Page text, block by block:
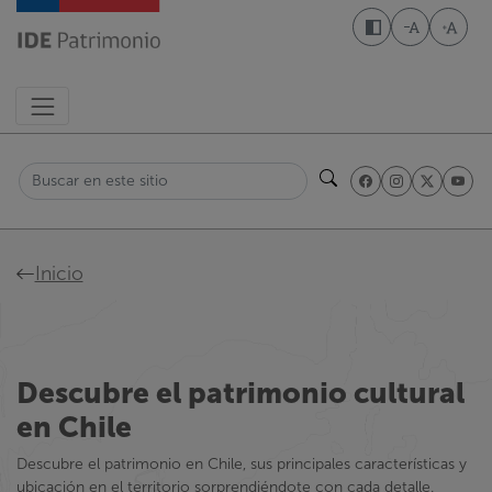
Pasar
Disminuir
Buscar
deInicio
Descubre el patrimonio cultural
en Chile
Descubre el patrimonio en Chile, sus principales características y
ubicación en el territorio sorprendiéndote con cada detalle.